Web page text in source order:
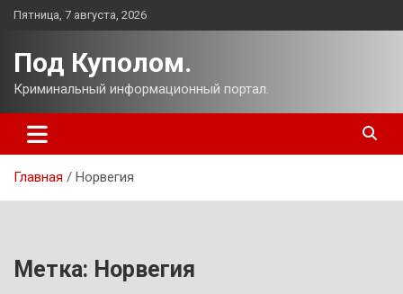
Перейти
Пятница, 7 августа, 2026
Под Куполом.
Криминальный информационный портал.
Главная Норвегия
Метка: Норвегия